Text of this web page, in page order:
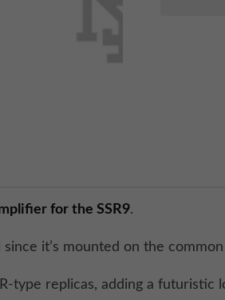
for the SSR9.
since it’s mounted on the
type replicas, adding a futuristic